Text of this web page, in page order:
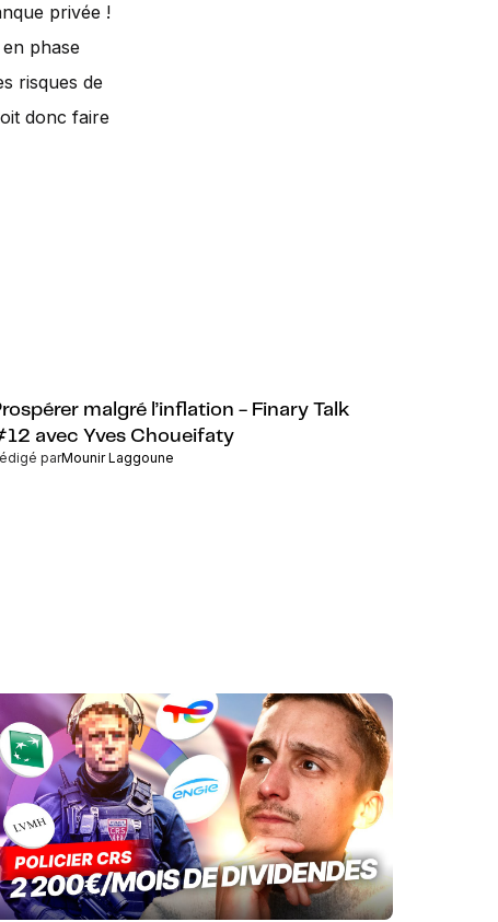
privée !
phase
risques de
donc faire
malgré l’inflation - Finary Talk
avec Yves Choueifaty
parMounir Laggoune